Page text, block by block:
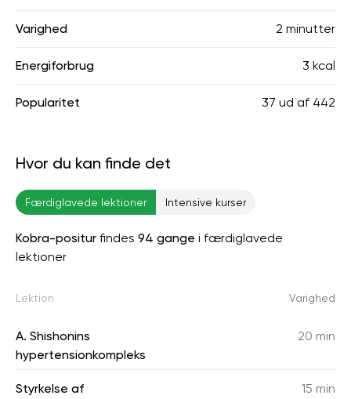
Varighed 2 minutter
Energiforbrug 3 kcal
Popularitet 37 ud af 442
Hvor du kan finde det
Færdiglavede lektioner Intensive kurser
Kobra-positur findes 94 gange i færdiglavede
lektioner
Lektion Varighed
A. Shishonins
hypertensionkompleks
20 min
Styrkelse af 15 min